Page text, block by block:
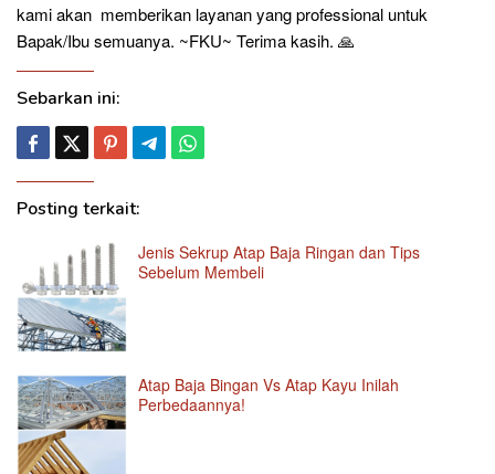
kami akan memberikan layanan yang professional untuk
Bapak/Ibu semuanya. ~FKU~ Terima kasih. 🙏
Sebarkan ini:
Posting terkait:
Jenis Sekrup Atap Baja Ringan dan Tips
Sebelum Membeli
Atap Baja Bingan Vs Atap Kayu Inilah
Perbedaannya!